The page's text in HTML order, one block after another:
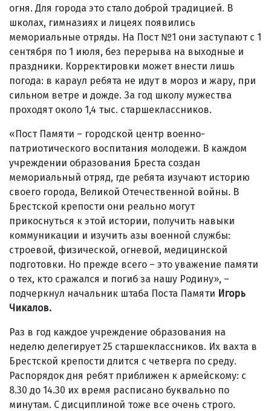
огня. Для города это стало доброй традицией. В
школах, гимназиях и лицеях появились
мемориальные отряды. На Пост №1 они заступают с 1
сентября по 1 июля, без перерыва на выходные и
праздники. Корректировки может внести лишь
погода: в караул ребята не идут в мороз и жару, при
сильном ветре и дожде. За год школу мужества
проходят около 1,4 тыс. старшеклассников.
«Пост Памяти – городской центр военно-
патриотического воспитания молодежи. В каждом
учреждении образования Бреста создан
мемориальный отряд, где ребята изучают историю
своего города, Великой Отечественной войны. В
Брестской крепости они реально могут
прикоснуться к этой истории, получить навыки
коммуникации и изучить азы военной службы:
строевой, физической, огневой, медицинской
подготовки. Но прежде всего – это уважение памяти
о тех, кто сражался и погиб за нашу Родину», –
подчеркнул начальник штаба Поста Памяти Игорь
Чикалов.
Раз в год каждое учреждение образования на
неделю делегирует 25 старшеклассников. Их вахта в
Брестской крепости длится с четверга по среду.
Распорядок дня ребят приближен к армейскому: с
8.30 до 14.30 их время расписано буквально по
минутам. С дисциплиной тоже все очень строго.